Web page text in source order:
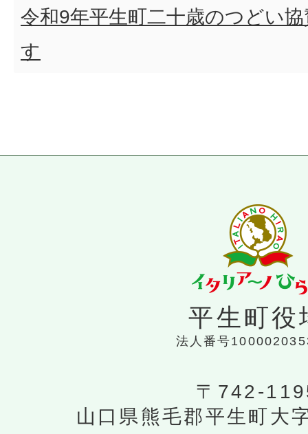
令和9年平生町二十歳のつどい
す
平生町役
法人番号
〒742-
山口県熊毛郡平生町大